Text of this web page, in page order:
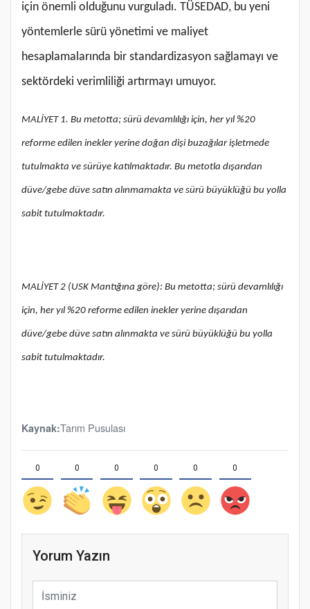
için önemli olduğunu vurguladı. TÜSEDAD, bu yeni
yöntemlerle sürü yönetimi ve maliyet
hesaplamalarında bir standardizasyon sağlamayı ve
sektördeki verimliliği artırmayı umuyor.
MALİYET 1. Bu metotta; sürü devamlılığı için, her yıl %20
reforme edilen inekler yerine doğan dişi buzağılar işletmede
tutulmakta ve sürüye katılmaktadır. Bu metotla dışarıdan
düve/gebe düve satın alınmamakta ve sürü büyüklüğü bu yolla
sabit tutulmaktadır.
MALİYET 2 (USK Mantığına göre): Bu metotta; sürü devamlılığı
için, her yıl %20 reforme edilen inekler yerine dışarıdan
düve/gebe düve satın alınmakta ve sürü büyüklüğü bu yolla
sabit tutulmaktadır.
Kaynak:Tarım Pusulası
0 0 0 0 0 0
Yorum Yazın